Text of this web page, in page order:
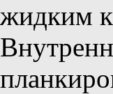
жидким